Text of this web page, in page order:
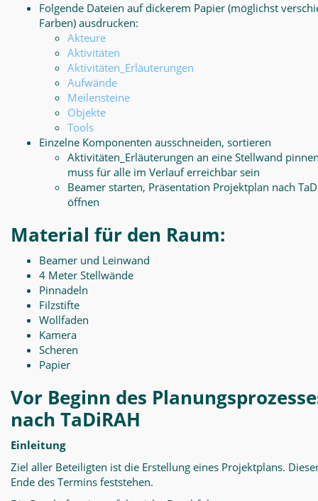
Folgende Dateien auf dickerem Papier (möglichst
Farben) ausdrucken:
Akteure
Aktivitäten
Aktivitäten_Erläuterungen
Aufwände
Meilensteine
Objekte
Tools
Einzelne Komponenten ausschneiden, sortieren
Aktivitäten_Erläuterungen an eine Stellwand
muss für alle im Verlauf erreichbar sein
Beamer starten, Präsentation Projektplan nach
öffnen
Material für den Raum:
Beamer und Leinwand
4 Meter Stellwände
Pinnadeln
Filzstifte
Wollfaden
Kamera
Scheren
Papier
Vor Beginn des
nach TaDiRAH
Einleitung
Ziel aller Beteiligten ist die Erstellung eines Projektplans.
Ende des Termins feststehen.